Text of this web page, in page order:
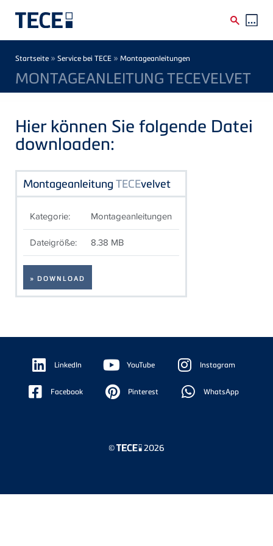
Breadcrumb
Startseite » Service bei TECE » Montageanleitungen
MONTAGEANLEITUNG TECEVELVET
Hier können Sie folgende Datei
downloaden:
MontageanleitungTECEvelvet
Kategorie: Montageanleitungen
Dateigröße: 8.38 MB
» DOWNLOAD
Floating
Sidebar LinkedIn YouTube Instagram
Facebook Pinterest WhatsApp
© 2026